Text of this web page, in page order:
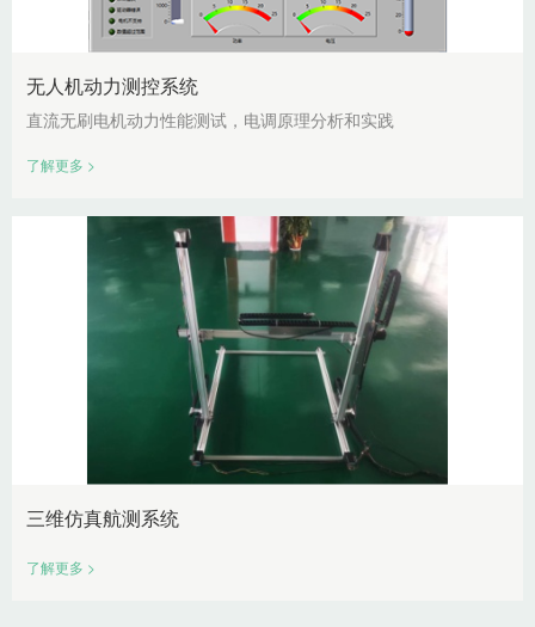
无人机动力测控系统
直流无刷电机动力性能测试，电调原理分析和实践
了解更多 >
三维仿真航测系统
了解更多 >